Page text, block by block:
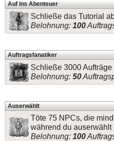
Auf ins Abenteuer
Schließe das Tutorial
Belohnung: 100
Auftragsfanatiker
Schließe 3000
Belohnung: 50
Auserwählt
Töte 75 NPCs, die
während du auserwählt
Belohnung: 100